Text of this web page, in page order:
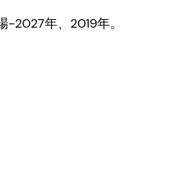
2027年、2019年。